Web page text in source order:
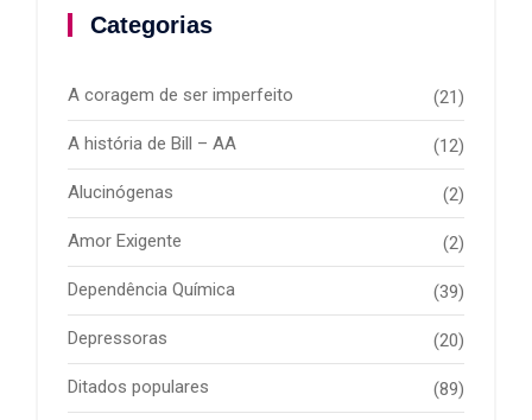
Categorias
A coragem de ser imperfeito (21)
A história de Bill – AA (12)
Alucinógenas (2)
Amor Exigente (2)
Dependência Química (39)
Depressoras (20)
Ditados populares (89)